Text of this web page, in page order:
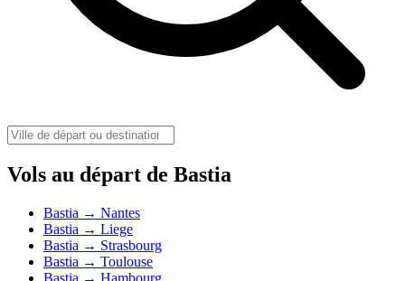
Vols au départ de Bastia
Bastia → Nantes
Bastia → Liege
Bastia → Strasbourg
Bastia → Toulouse
Bastia → Hambourg